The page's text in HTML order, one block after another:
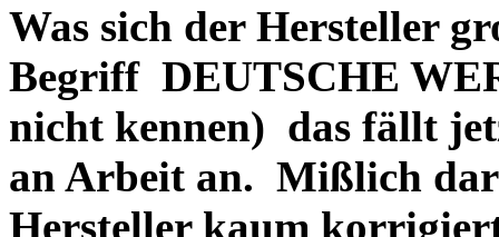
Was sich der Hersteller
Begriff DEUTSCHE
nicht kennen) das fällt
an Arbeit an. Mißlich
Hersteller kaum